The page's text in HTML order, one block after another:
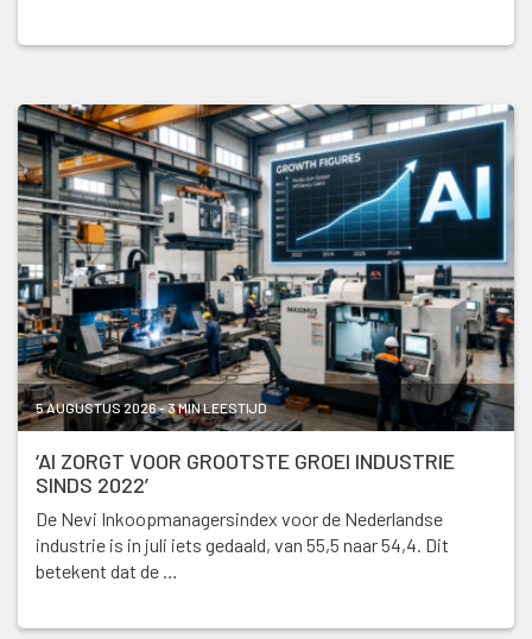
5 AUGUSTUS 2026 - 3 MIN LEESTIJD
‘AI ZORGT VOOR GROOTSTE GROEI INDUSTRIE
SINDS 2022’
De Nevi Inkoopmanagersindex voor de Nederlandse
industrie is in juli iets gedaald, van 55,5 naar 54,4. Dit
betekent dat de …